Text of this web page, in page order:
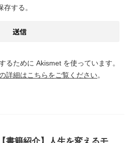
する。
るために Akismet を使っています。
詳細はこちらをご覧ください。
【書籍紹介】人生を変えるモ